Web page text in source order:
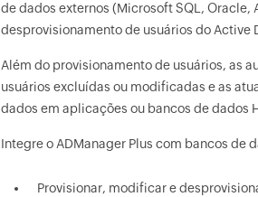
de dados externos (Microsoft SQL, Oracle,
desprovisionamento de usuários do Active
Além do provisionamento de usuários, as
usuários excluídas ou modificadas e as
dados em aplicações ou bancos de dados
Integre o ADManager Plus com bancos de
Provisionar, modificar e